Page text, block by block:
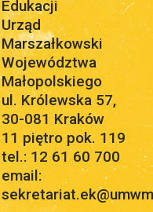
Edukacji
Urząd
Marszałkowski
Województwa
Małopolskiego
ul. Królewska 57,
30-081 Kraków
11 piętro pok. 119
tel.: 12 61 60 700
email: